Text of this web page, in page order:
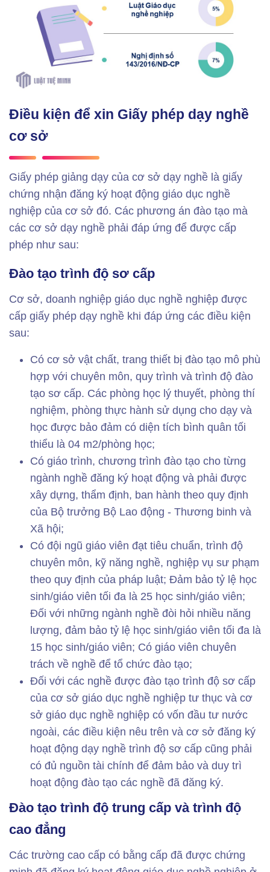
Điều kiện để xin Giấy phép dạy nghề
cơ sở
Giấy phép giảng dạy của cơ sở dạy nghề là giấy
chứng nhận đăng ký hoạt động giáo dục nghề
nghiệp của cơ sở đó. Các phương án đào tạo mà
các cơ sở dạy nghề phải đáp ứng để được cấp
phép như sau:
Đào tạo trình độ sơ cấp
Cơ sở, doanh nghiệp giáo dục nghề nghiệp được
cấp giấy phép dạy nghề khi đáp ứng các điều kiện
sau:
Có cơ sở vật chất, trang thiết bị đào tạo mô phù
hợp với chuyên môn, quy trình và trình độ đào
tạo sơ cấp. Các phòng học lý thuyết, phòng thí
nghiệm, phòng thực hành sử dụng cho dạy và
học được bảo đảm có diện tích bình quân tối
thiểu là 04 m2/phòng học;
Có giáo trình, chương trình đào tạo cho từng
ngành nghề đăng ký hoạt động và phải được
xây dựng, thẩm định, ban hành theo quy định
của Bộ trưởng Bộ Lao động - Thương binh và
Xã hội;
Có đội ngũ giáo viên đạt tiêu chuẩn, trình độ
chuyên môn, kỹ năng nghề, nghiệp vụ sư phạm
theo quy định của pháp luật; Đảm bảo tỷ lệ học
sinh/giáo viên tối đa là 25 học sinh/giáo viên;
Đối với những ngành nghề đòi hỏi nhiều năng
lượng, đảm bảo tỷ lệ học sinh/giáo viên tối đa là
15 học sinh/giáo viên; Có giáo viên chuyên
trách về nghề để tổ chức đào tạo;
Đối với các nghề được đào tạo trình độ sơ cấp
của cơ sở giáo dục nghề nghiệp tư thục và cơ
sở giáo dục nghề nghiệp có vốn đầu tư nước
ngoài, các điều kiện nêu trên và cơ sở đăng ký
hoạt động dạy nghề trình độ sơ cấp cũng phải
có đủ nguồn tài chính để đảm bảo và duy trì
hoạt động đào tạo các nghề đã đăng ký.
Đào tạo trình độ trung cấp và trình độ
cao đẳng
Các trường cao cấp có bằng cấp đã được chứng